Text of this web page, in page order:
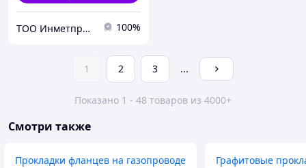
ТОО Инметпром 100%
1 2 3 ...
Показано 1 - 48 товаров из 4000+
Смотри также
Прокладки фланцев на газопроводе Графитовые